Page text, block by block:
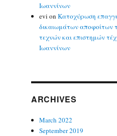
Ιωαννίνων
evi onΚατοχύρωση
δικαιωμάτων αποφοίτων
τεχνών και επιστημών
Ιωαννίνων
ARCHIVES
March 2022
September 2019